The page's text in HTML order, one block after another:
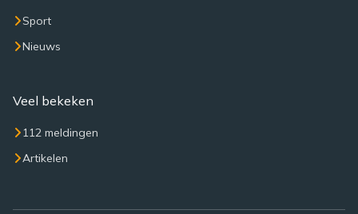
Sport
Nieuws
Veel bekeken
112 meldingen
Artikelen